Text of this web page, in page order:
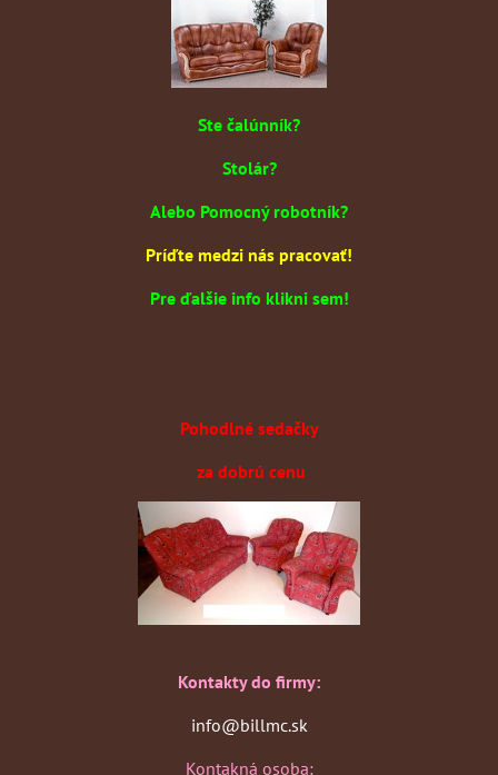
Ste čalúnník?
Stolár?
Alebo Pomocný robotník?
Príďte medzi nás pracovať!
Pre ďalšie info klikni sem!
Pohodlné sedačky
za dobrú cenu
Kontakty do firmy:
info@billmc.sk
Kontakná osoba: